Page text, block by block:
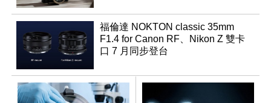
福倫達 NOKTON classic 35mm
F1.4 for Canon RF、Nikon Z 雙卡
口 7 月同步登台